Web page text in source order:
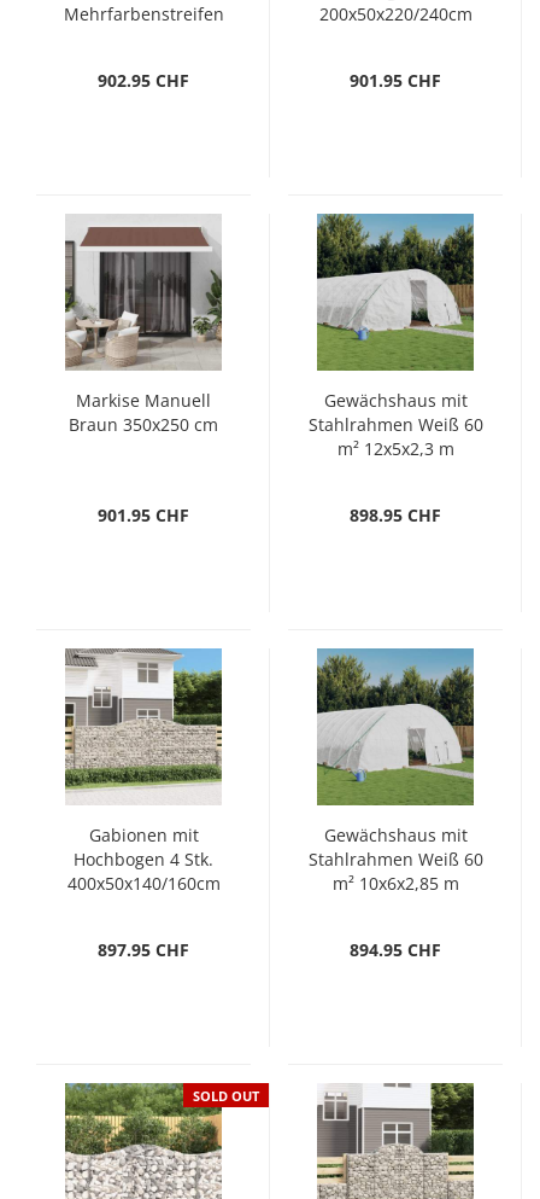
Mehrfarbenstreifen
902.95 CHF
200x50x220/240cm
901.95 CHF
Markise Manuell
Braun 350x250 cm
901.95 CHF
Gewächshaus mit
Stahlrahmen Weiß 60
m² 12x5x2,3 m
898.95 CHF
Gabionen mit
Hochbogen 4 Stk.
400x50x140/160cm
897.95 CHF
Gewächshaus mit
Stahlrahmen Weiß 60
m² 10x6x2,85 m
894.95 CHF
SOLD OUT